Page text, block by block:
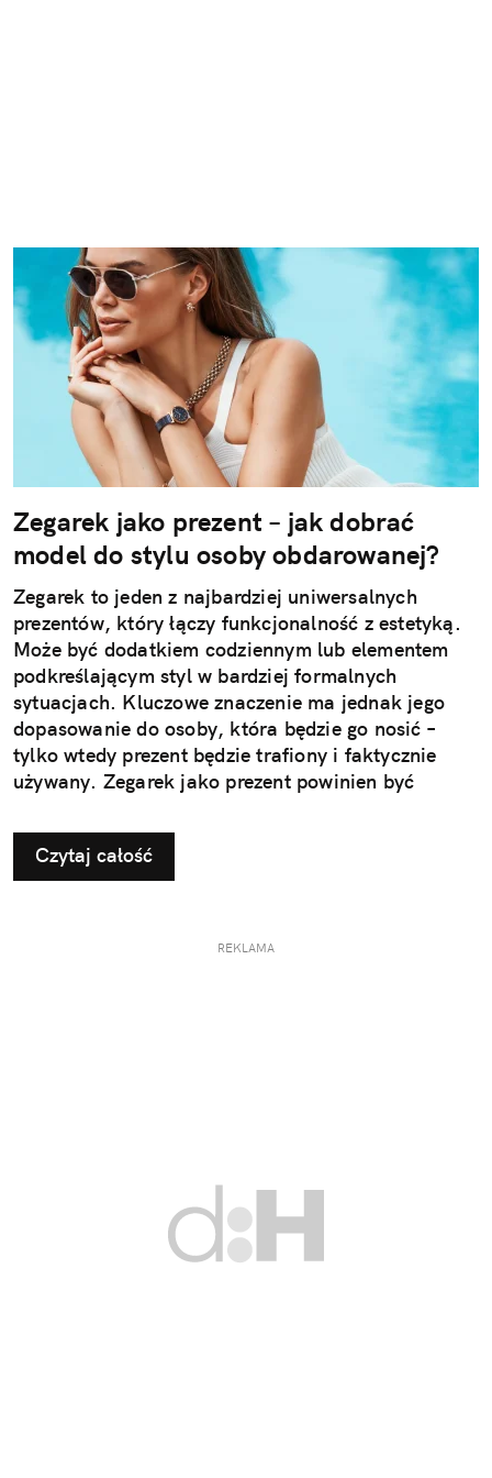
Zegarek jako prezent – jak dobrać
model do stylu osoby obdarowanej?
Zegarek to jeden z najbardziej uniwersalnych
prezentów, który łączy funkcjonalność z estetyką.
Może być dodatkiem codziennym lub elementem
podkreślającym styl w bardziej formalnych
sytuacjach. Kluczowe znaczenie ma jednak jego
dopasowanie do osoby, która będzie go nosić –
tylko wtedy prezent będzie trafiony i faktycznie
używany. Zegarek jako prezent powinien być
osoby. To decyzja, która wpływa na jego późniejsze
użytkowanie i odbiór.
Czytaj całość
REKLAMA